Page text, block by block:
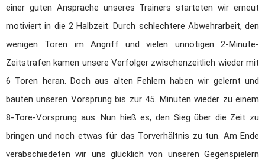
Minis
SPO-MO I
SPO-MO II
SPO-MO III
Fitness und Gesundheit
Fit und Gesund 1
Fit und Gesund 2
einer guten Ansprache unseres Trainers starteten wir erneut
motiviert in die 2 Halbzeit. Durch schlechtere Abwehrarbeit, den
wenigen Toren im Angriff und vielen unnötigen 2-Minute-
Zeitstrafen kamen unsere Verfolger zwischenzeitlich wieder mit
6 Toren heran. Doch aus alten Fehlern haben wir gelernt und
bauten unseren Vorsprung bis zur 45. Minuten wieder zu einem
8-Tore-Vorsprung aus. Nun hieß es, den Sieg über die Zeit zu
bringen und noch etwas für das Torverhältnis zu tun. Am Ende
verabschiedeten wir uns glücklich von unseren Gegenspielern